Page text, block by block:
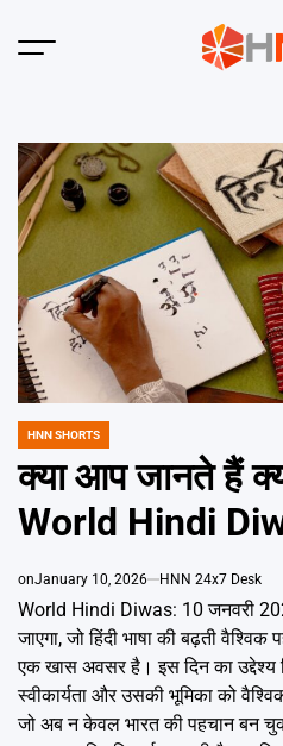
Menu
POSTED
HNN SHORTS
क्या आप जानते हैं
World Hindi
onJanuary 10, 2026 HNN 24x7 Desk
World Hindi Diwas: 10 जनवरी
जाएगा, जो हिंदी भाषा की बढ़ती वैश्विक
एक खास अवसर है। इस दिन का उद्देश्य
स्वीकार्यता और उसकी भूमिका को
जो अब न केवल भारत की पहचान बन